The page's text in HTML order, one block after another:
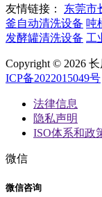
友情链接： 东莞市
釜自动清洗设备 吨
发酵罐清洗设备 工
Copyright © 2026
ICP备2022015049号
法律信息
隐私声明
ISO体系和政
微信
微信咨询